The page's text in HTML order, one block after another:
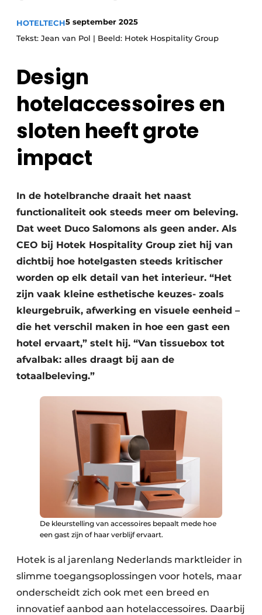
HOTELTECH5 september 2025
Tekst: Jean van Pol | Beeld: Hotek Hospitality Group
Design
hotelaccessoires en
sloten heeft grote
impact
In de hotelbranche draait het naast
functionaliteit ook steeds meer om beleving.
Dat weet Duco Salomons als geen ander. Als
CEO bij Hotek Hospitality Group ziet hij van
dichtbij hoe hotelgasten steeds kritischer
worden op elk detail van het interieur. “Het
zijn vaak kleine esthetische keuzes- zoals
kleurgebruik, afwerking en visuele eenheid –
die het verschil maken in hoe een gast een
hotel ervaart,” stelt hij. “Van tissuebox tot
afvalbak: alles draagt bij aan de
totaalbeleving.”
De kleurstelling van accessoires bepaalt mede hoe
een gast zijn of haar verblijf ervaart.
Hotek is al jarenlang Nederlands marktleider in
slimme toegangsoplossingen voor hotels, maar
onderscheidt zich ook met een breed en
innovatief aanbod aan hotelaccessoires. Daarbij